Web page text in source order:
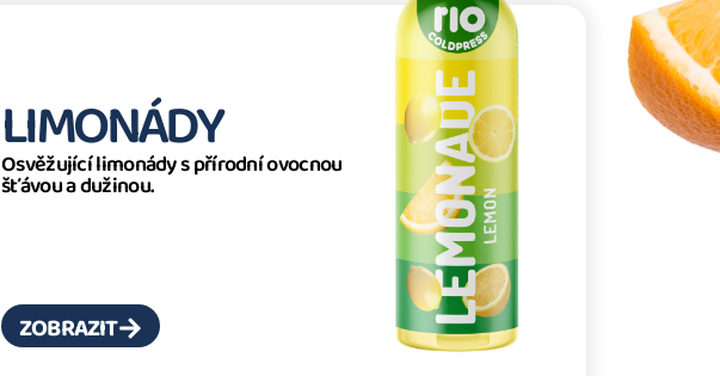
LIMONÁDY
Osvěžující limonády s přírodní ovocnou
šťávou a dužinou.
ZOBRAZIT